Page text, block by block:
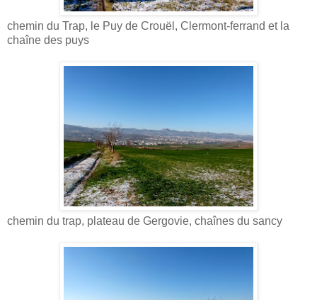
chemin du Trap, le Puy de Crouël, Clermont-ferrand et la
chaîne des puys
chemin du trap, plateau de Gergovie, chaînes du sancy